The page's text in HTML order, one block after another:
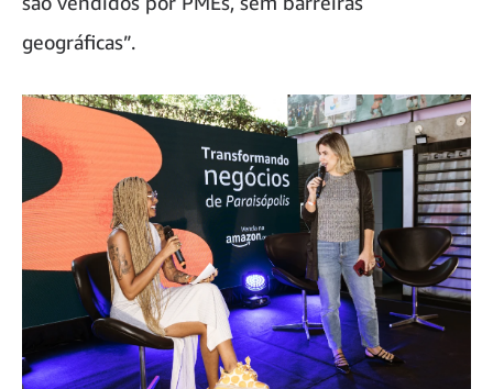
geográficas”.